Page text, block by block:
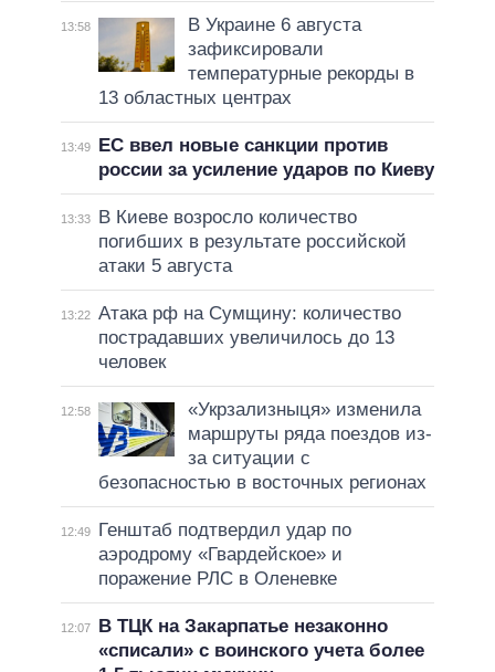
13:58
В Украине 6 августа
зафиксировали
температурные рекорды в
13 областных центрах
13:49
ЕС ввел новые санкции против
россии за усиление ударов по Киеву
13:33
В Киеве возросло количество
погибших в результате российской
атаки 5 августа
13:22 Атака рф на Сумщину: количество
пострадавших увеличилось до 13
человек
12:58
«Укрзализныця» изменила
маршруты ряда поездов из-
за ситуации с
безопасностью в восточных регионах
12:49
Генштаб подтвердил удар по
аэродрому «Гвардейское» и
поражение РЛС в Оленевке
12:07
В ТЦК на Закарпатье незаконно
«списали» с воинского учета более